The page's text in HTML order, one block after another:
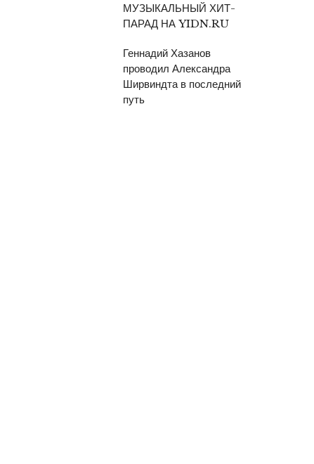
МУЗЫКАЛЬНЫЙ ХИТ-
ПАРАД НА YIDN.RU
Геннадий Хазанов
проводил Александра
Ширвиндта в последний
путь